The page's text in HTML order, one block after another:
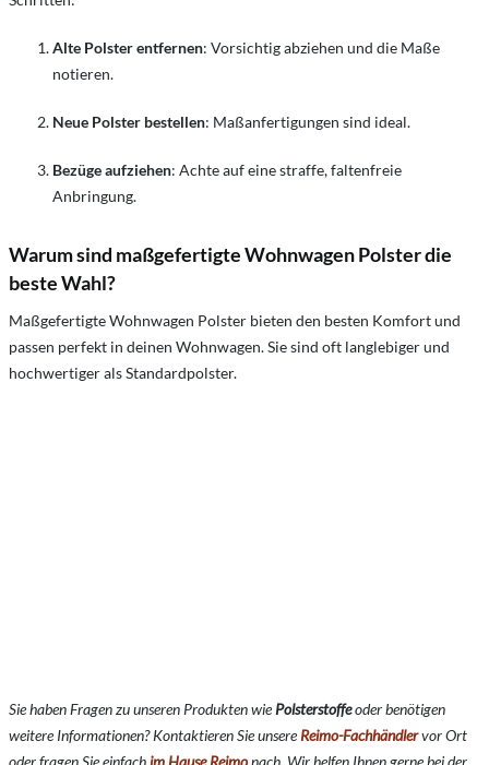
Alte Polster entfernen: Vorsichtig abziehen und die Maße
notieren.
Neue Polster bestellen: Maßanfertigungen sind ideal.
Bezüge aufziehen: Achte auf eine straffe, faltenfreie
Anbringung.
Warum sind maßgefertigte Wohnwagen Polster die
beste Wahl?
Maßgefertigte Wohnwagen Polster bieten den besten Komfort und
passen perfekt in deinen Wohnwagen. Sie sind oft langlebiger und
hochwertiger als Standardpolster.
Sie haben Fragen zu unseren Produkten wiePolsterstoffeoder benötigen
weitere Informationen? Kontaktieren Sie unsereReimo-Fachhändlervor Ort